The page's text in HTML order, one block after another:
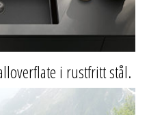
i rustfritt stål.